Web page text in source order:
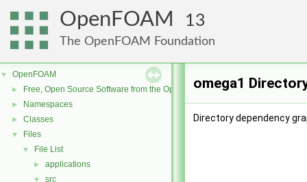
OpenFOAM 13
The OpenFOAM Foundation
▼ OpenFOAM
► Free, Open Source Software from the OpenFOAM Foundation
► Namespaces
► Classes
▼ Files
▼ File List
► applications
▼ src
omega1
Directory dependency